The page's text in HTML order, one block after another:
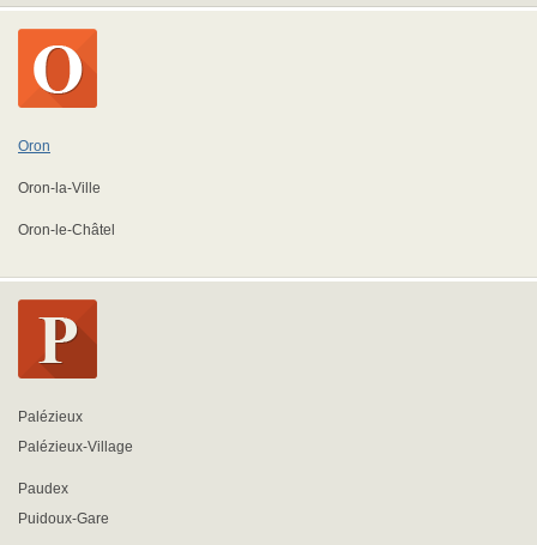
Oron
Oron-la-Ville
Oron-le-Châtel
Palézieux
Palézieux-Village
Paudex
Puidoux-Gare